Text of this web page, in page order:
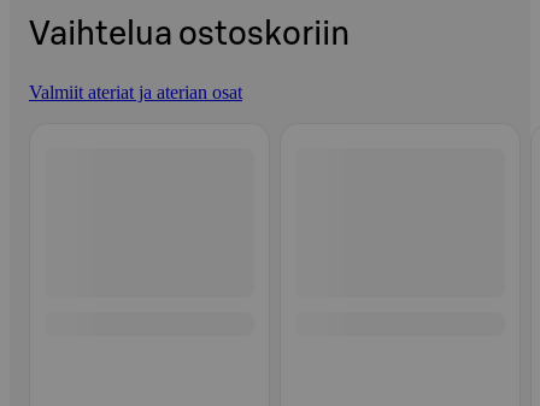
Vaihtelua ostoskoriin
Valmiit ateriat ja aterian osat